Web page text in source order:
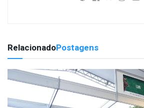
RelacionadoPostagens